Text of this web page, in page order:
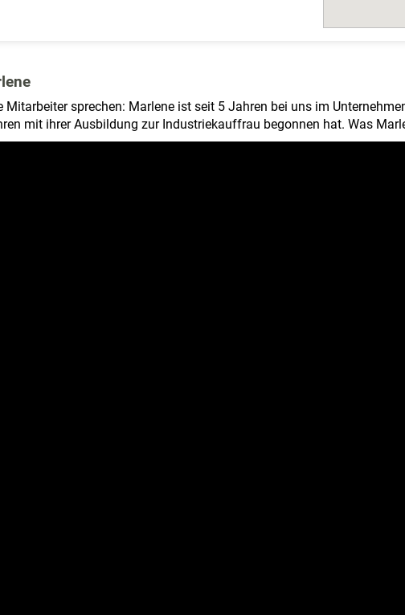
Mitarbeiter sprechen: Marlene ist seit 5 Jahren bei uns im
mit ihrer Ausbildung zur Industriekauffrau begonnen hat. Was